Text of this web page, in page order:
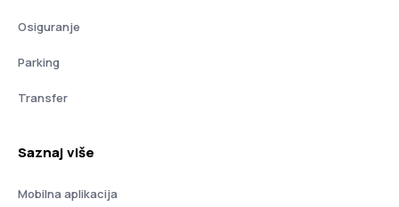
Osiguranje
Parking
Transfer
Saznaj više
Mobilna aplikacija